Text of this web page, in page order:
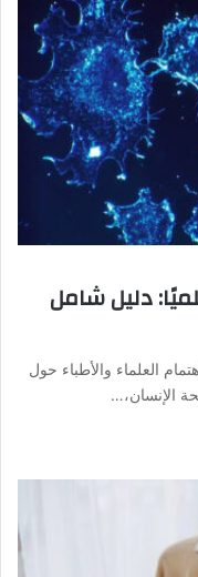
دليل شامل
العلماء والأطباء حول
الإنسان،…